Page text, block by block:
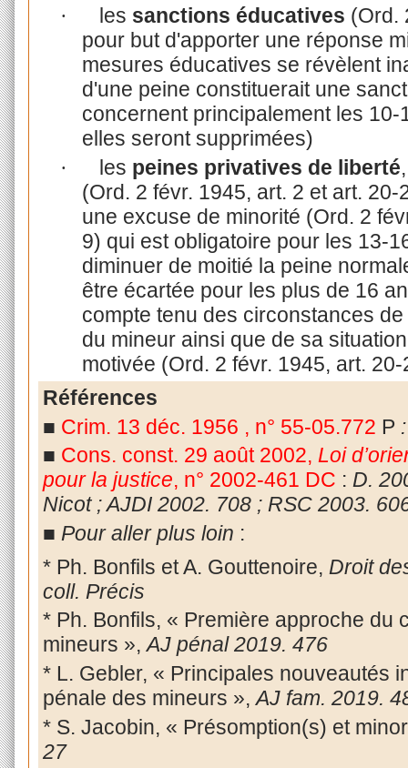
· les sanctions éducatives (Ord.
pour but d'apporter une réponse
mesures éducatives se révèlent
d'une peine constituerait une
concernent principalement les
elles seront supprimées)
· les peines privatives de liberté
(Ord. 2 févr. 1945, art. 2 et art.
une excuse de minorité (Ord. 2
9) qui est obligatoire pour les 13-
diminuer de moitié la peine
être écartée pour les plus de 16
compte tenu des circonstances
du mineur ainsi que de sa
motivée (Ord. 2 févr. 1945, art. 20-
Références
■ Crim. 13 déc. 1956 , n° 55-05.772 P
■ Cons. const. 29 août 2002, Loi
pour la justice, n° 2002-461 DC : D.
Nicot ; AJDI 2002. 708 ; RSC 2003.
■ Pour aller plus loin :
* Ph. Bonfils et A. Gouttenoire, Droit
coll. Précis
* Ph. Bonfils, « Première approche du
mineurs »,AJ pénal 2019. 476
* L. Gebler, « Principales nouveautés
pénale des mineurs »,AJ fam. 2019.
* S. Jacobin, « Présomption(s) et
27